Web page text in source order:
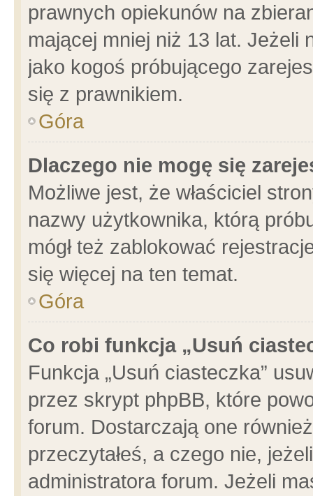
prawnych opiekunów na
mającej mniej niż 13 lat. Jeżeli
jako kogoś próbującego
się z prawnikiem.
Góra
Dlaczego nie mogę się
Możliwe jest, że właściciel
nazwy użytkownika, którą
mógł też zablokować
się więcej na ten temat.
Góra
Co robi funkcja „Usuń
Funkcja „Usuń ciasteczka”
przez skrypt phpBB, które
forum. Dostarczają one
przeczytałeś, a czego nie,
administratora forum. Jeżeli